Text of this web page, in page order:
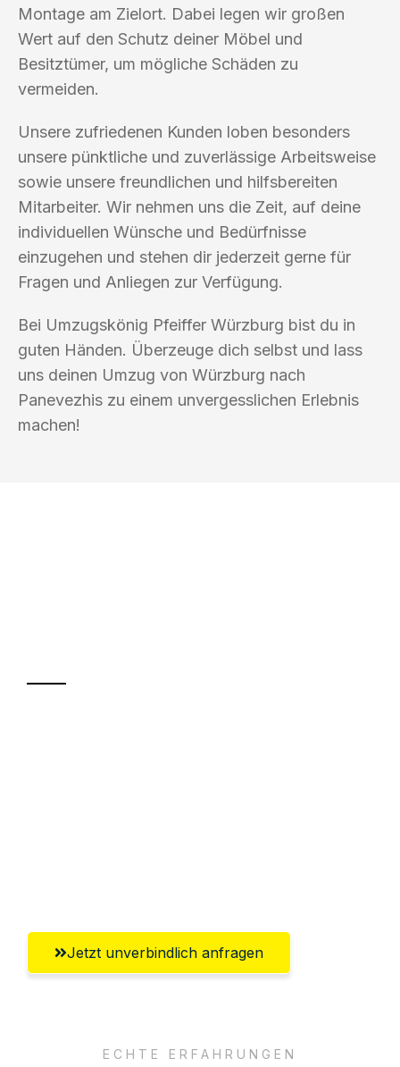
Montage am Zielort. Dabei legen wir großen
Wert auf den Schutz deiner Möbel und
Besitztümer, um mögliche Schäden zu
vermeiden.
Unsere zufriedenen Kunden loben besonders
unsere pünktliche und zuverlässige Arbeitsweise
sowie unsere freundlichen und hilfsbereiten
Mitarbeiter. Wir nehmen uns die Zeit, auf deine
individuellen Wünsche und Bedürfnisse
einzugehen und stehen dir jederzeit gerne für
Fragen und Anliegen zur Verfügung.
Bei Umzugskönig Pfeiffer Würzburg bist du in
guten Händen. Überzeuge dich selbst und lass
uns deinen Umzug von Würzburg nach
Panevezhis zu einem unvergesslichen Erlebnis
machen!
Jetzt unverbindlich anfragen
ECHTE ERFAHRUNGEN